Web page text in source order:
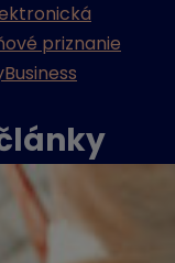
priznanie
Business